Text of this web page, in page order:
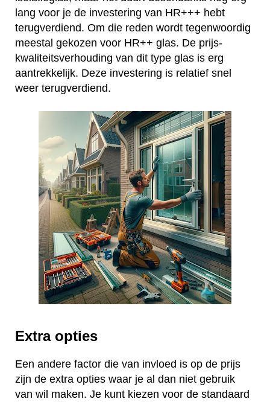
lang voor je de investering van HR+++ hebt
terugverdiend. Om die reden wordt tegenwoordig
meestal gekozen voor HR++ glas. De prijs-
kwaliteitsverhouding van dit type glas is erg
aantrekkelijk. Deze investering is relatief snel
weer terugverdiend.
Extra opties
Een andere factor die van invloed is op de prijs
zijn de extra opties waar je al dan niet gebruik
van wil maken. Je kunt kiezen voor de standaard